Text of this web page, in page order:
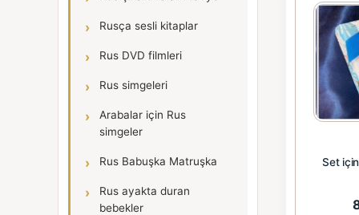
Rusça sesli kitaplar
Rus DVD filmleri
Rus simgeleri
Arabalar için Rus
simgeler
Rus Babuşka Matruşka
Rus ayakta duran
bebekler
Set